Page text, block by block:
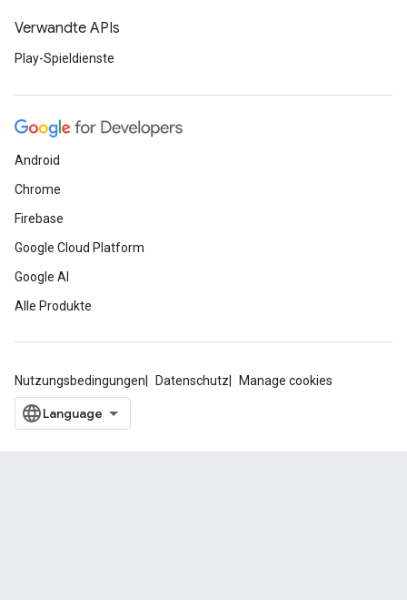
Verwandte APIs
Play-Spieldienste
Android
Chrome
Firebase
Google Cloud Platform
Google AI
Alle Produkte
Nutzungsbedingungen Datenschutz Manage cookies